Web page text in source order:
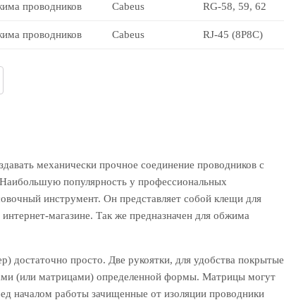
проводников Cabeus RG-58, 59, 62
проводников Cabeus RJ-45 (8P8С)
механически прочное соединение проводников с
популярность у профессиональных
инструмент. Он представляет собой клещи для
магазине. Так же предназначен для обжима
достаточно просто. Две рукоятки, для удобства покрытые
(или матрицами) определенной формы. Матрицы могут
началом работы зачищенные от изоляции проводники